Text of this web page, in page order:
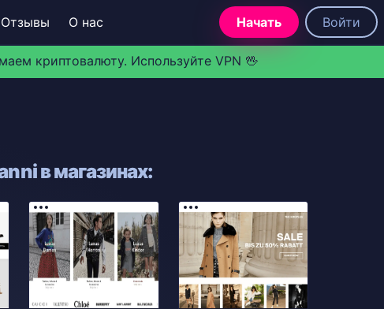
криптовалюту. Используйте VPN 🖖
Отзывы О нас Начать Войти
в магазинах: